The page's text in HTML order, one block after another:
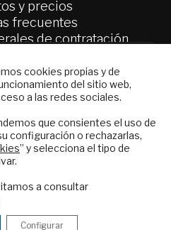
y precios
frecuentes
de contratación
Exterior
de Política Exterior
Ideas
Análisis de Política
reservados
y de Cookies
cookies propias y de
del sitio web,
a las redes sociales.
que consientes el uso de
configuración o rechazarlas,
” y selecciona el tipo de
a consultar
Configurar
boletín electrónico y
mejor análisis